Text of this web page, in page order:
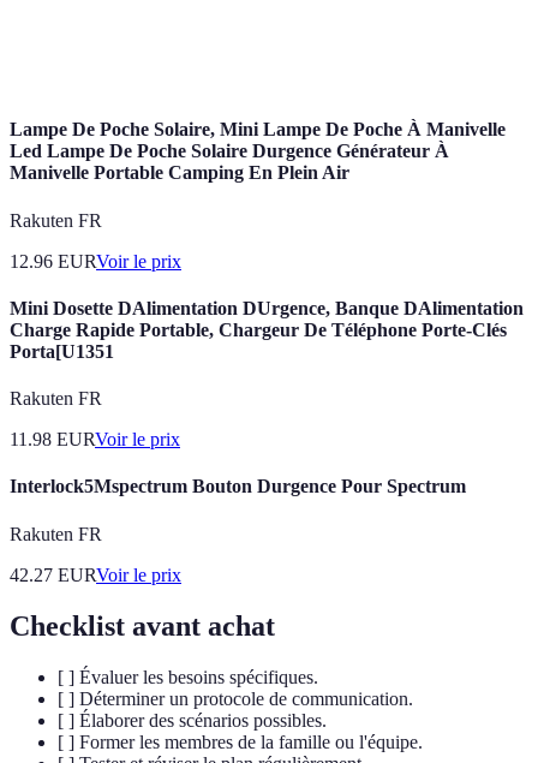
Lampe De Poche Solaire, Mini Lampe De Poche À Manivelle
Led Lampe De Poche Solaire Durgence Générateur À
Manivelle Portable Camping En Plein Air
Rakuten FR
12.96 EURVoir le prix
Mini Dosette DAlimentation DUrgence, Banque DAlimentation
Charge Rapide Portable, Chargeur De Téléphone Porte-Clés
Porta[U1351
Rakuten FR
11.98 EURVoir le prix
Interlock5Mspectrum Bouton Durgence Pour Spectrum
Rakuten FR
42.27 EURVoir le prix
Checklist avant achat
[ ] Évaluer les besoins spécifiques.
[ ] Déterminer un protocole de communication.
[ ] Élaborer des scénarios possibles.
[ ] Former les membres de la famille ou l'équipe.